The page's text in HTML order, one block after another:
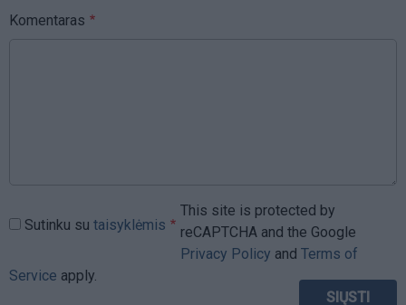
Komentaras
Sutinku su taisyklėmis
This site is protected by
reCAPTCHA and the Google
Privacy Policy and Terms of
Service apply.